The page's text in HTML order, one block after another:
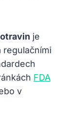
je
regulačními
FDA
v